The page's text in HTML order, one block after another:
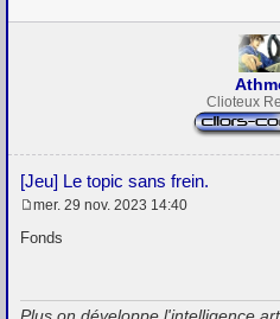
a
Clioteux
[Jeu] Le topic sans frein.
e
g
mer. 29 nov. 2023 14:40
Fonds